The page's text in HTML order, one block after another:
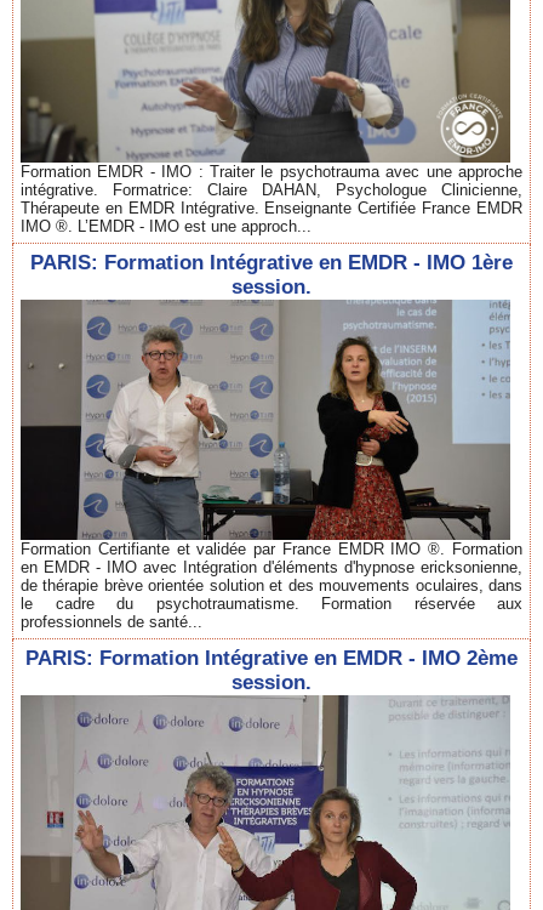
Formation EMDR - IMO : Traiter le psychotrauma avec une approche
intégrative. Formatrice: Claire DAHAN, Psychologue Clinicienne,
Thérapeute en EMDR Intégrative. Enseignante Certifiée France EMDR
IMO ®. L’EMDR - IMO est une approch...
PARIS: Formation Intégrative en EMDR - IMO 1ère
session.
Formation Certifiante et validée par France EMDR IMO ®. Formation
en EMDR - IMO avec Intégration d'éléments d'hypnose ericksonienne,
de thérapie brève orientée solution et des mouvements oculaires, dans
le cadre du psychotraumatisme. Formation réservée aux
professionnels de santé...
PARIS: Formation Intégrative en EMDR - IMO 2ème
session.